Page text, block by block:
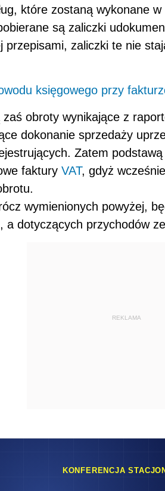
które zostaną wykonane w
są zaliczki
przepisami, zaliczki te nie
księgowego przy
zaś obroty wynikające z
dokonanie sprzedaży
Zatem
faktury VAT, gdyż
wymienionych powyżej,
a dotyczących przychodów
REKLAMA
KONFERENCJA